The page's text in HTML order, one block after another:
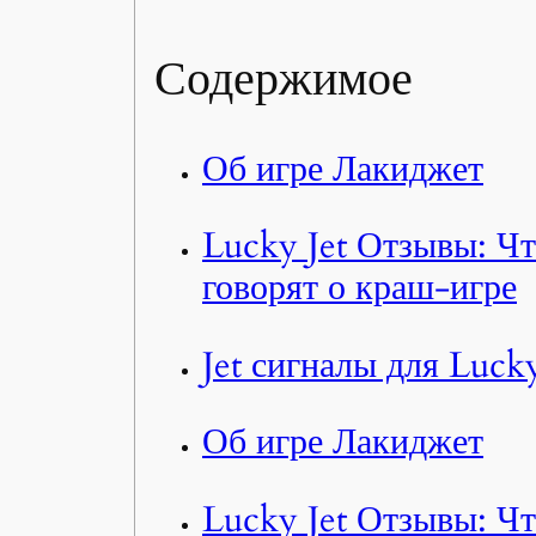
Содержимое
Об игре Лакиджет
Lucky Jet Отзывы:
говорят о краш-игре
Jet сигналы для
Об игре Лакиджет
Lucky Jet Отзывы: